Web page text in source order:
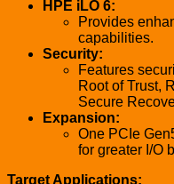
HPE iLO 6:
Provides
capabilities.
Security:
Features
Root of Trust,
Secure
Expansion:
One PCIe
for greater I/O
Target Applications: